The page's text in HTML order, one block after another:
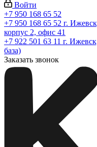
Войти
+7 950 168 65 52
+7 950 168 65 52 г.
корпус 2, офис 41
+7 922 501 63 11 г.
база)
Заказать звонок